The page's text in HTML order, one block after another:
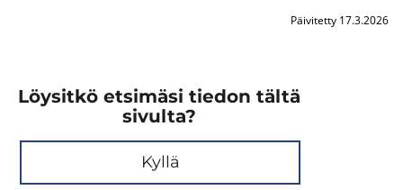
Päivitetty 17.3.2026
Löysitkö etsimäsi tiedon tältä
sivulta?
Kyllä